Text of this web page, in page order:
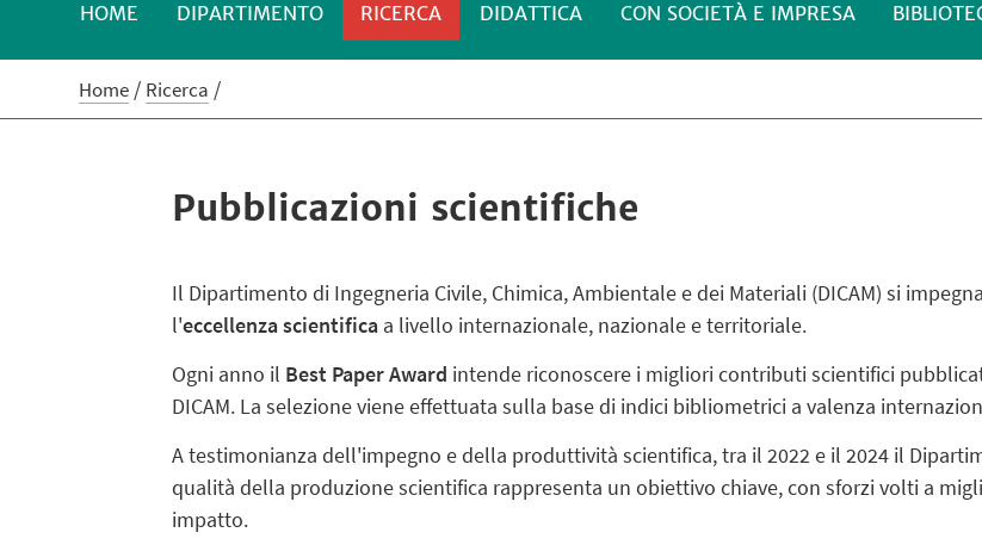
HOME DIPARTIMENTO RICERCA DIDATTICA CON SOCIETÀ E IMPRESA
Home Ricerca
Pubblicazioni scientifiche
Il Dipartimento di Ingegneria Civile, Chimica, Ambientale e dei Materiali (DICAM) si
l'eccellenza scientificaa livello internazionale, nazionale e territoriale.
Ogni anno il Best Paper Award intende riconoscere i migliori contributi scientifici
DICAM. La selezione viene effettuata sulla base di indici bibliometrici a valenza
A testimonianza dell'impegno e della produttività scientifica, tra il 2022 e il 2024 il
qualità della produzione scientifica rappresenta un obiettivo chiave, con sforzi volti a
impatto.